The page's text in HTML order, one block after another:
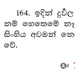
164. ඉදින්
නම් හෙතෙමේ
සිංහිය අවමන් නො
වේ.